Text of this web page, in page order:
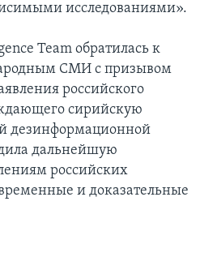
исследованиями».
Team обратилась к
СМИ с призывом
российского
сирийскую
дезинформационной
дальнейшую
российских
и доказательные